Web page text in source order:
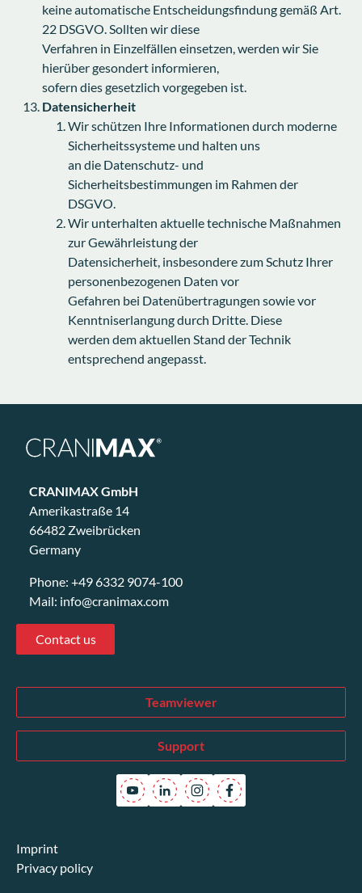
keine automatische Entscheidungsfindung gemäß Art.
22 DSGVO. Sollten wir diese
Verfahren in Einzelfällen einsetzen, werden wir Sie
hierüber gesondert informieren,
sofern dies gesetzlich vorgegeben ist.
Datensicherheit
Wir schützen Ihre Informationen durch moderne
Sicherheitssysteme und halten uns
an die Datenschutz- und
Sicherheitsbestimmungen im Rahmen der
DSGVO.
Wir unterhalten aktuelle technische Maßnahmen
zur Gewährleistung der
Datensicherheit, insbesondere zum Schutz Ihrer
personenbezogenen Daten vor
Gefahren bei Datenübertragungen sowie vor
Kenntniserlangung durch Dritte. Diese
werden dem aktuellen Stand der Technik
entsprechend angepasst.
CRANIMAX GmbH
Amerikastraße 14
66482 Zweibrücken
Germany
Phone: +49 6332 9074-100
Mail: info@cranimax.com
Contact us
Teamviewer
Support
Imprint
Privacy policy